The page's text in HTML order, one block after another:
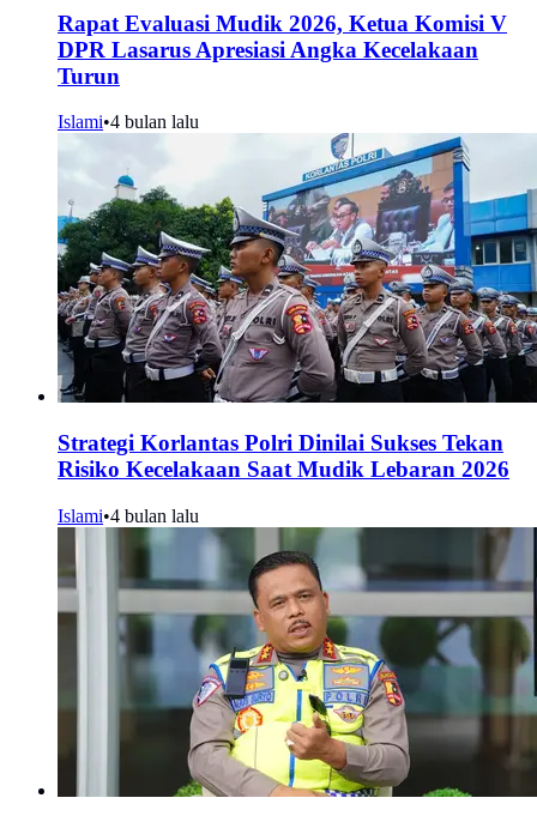
Rapat Evaluasi Mudik 2026, Ketua Komisi V
DPR Lasarus Apresiasi Angka Kecelakaan
Turun
Islami•4 bulan lalu
Strategi Korlantas Polri Dinilai Sukses Tekan
Risiko Kecelakaan Saat Mudik Lebaran 2026
Islami•4 bulan lalu